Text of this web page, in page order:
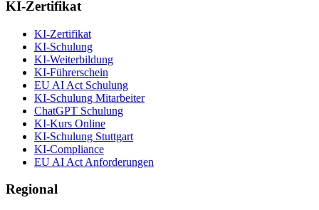
KI-Zertifikat
KI-Zertifikat
KI-Schulung
KI-Weiterbildung
KI-Führerschein
EU AI Act Schulung
KI-Schulung Mitarbeiter
ChatGPT Schulung
KI-Kurs Online
KI-Schulung Stuttgart
KI-Compliance
EU AI Act Anforderungen
Regional